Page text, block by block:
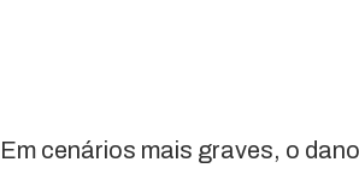
Em cenários mais graves, o